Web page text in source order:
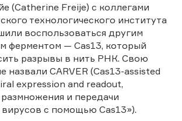
(Catherine Freije) с коллегами
технологического института
воспользоваться другим
ферментом — Cas13, который
разрывы в нить РНК. Свою
назвали CARVER (Cas13-assisted
expression and readout,
и передачи
с помощью Cas13»).